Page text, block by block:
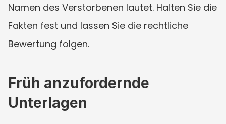
Namen des Verstorbenen lautet. Halten Sie die
Fakten fest und lassen Sie die rechtliche
Bewertung folgen.
Früh anzufordernde
Unterlagen